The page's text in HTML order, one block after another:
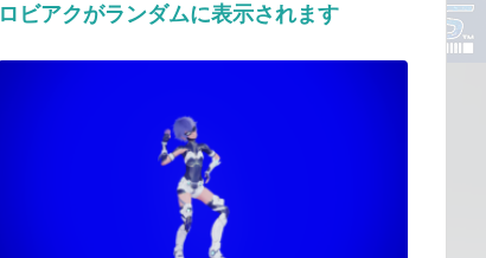
ロビアクがランダムに表示されます